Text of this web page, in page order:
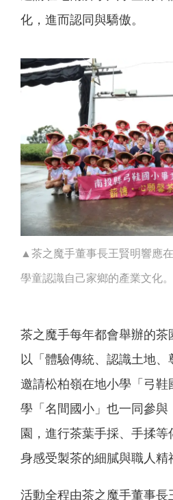
化，進而認同與驕傲。
▲茶之魔手董事長王賢明響應
學童認識自己家鄉的產業文化
茶之魔手每年都會舉辦的
以「體驗傳統、認識土地、
邀請松柏嶺在地小學「弓
學「名間國小」也一同參與
園，進行茶葉手採、手揉
身感受製茶的細膩與職人精
活動全程由茶之魔手董事長